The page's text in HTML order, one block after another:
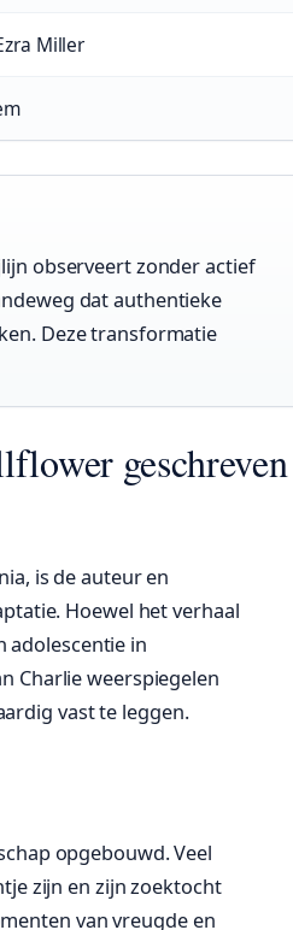
Miller
observeert zonder actief
dat authentieke
Deze transformatie
geschreven
is de auteur en
Hoewel het verhaal
adolescentie in
Charlie weerspiegelen
vast te leggen.
opgebouwd. Veel
zijn en zijn zoektocht
van vreugde en